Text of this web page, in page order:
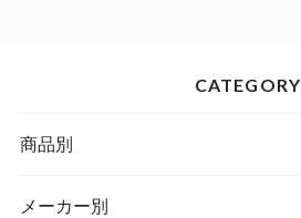
CATEGORY
商品別
メーカー別